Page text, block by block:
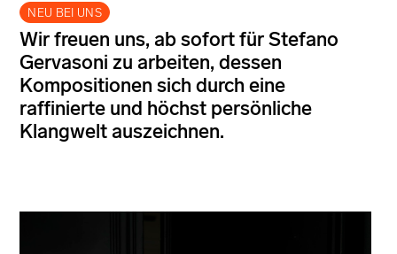
NEU BEI UNS
Wir freuen uns, ab sofort für Stefano
Gervasoni zu arbeiten, dessen
Kompositionen sich durch eine
raffinierte und höchst persönliche
Klangwelt auszeichnen.